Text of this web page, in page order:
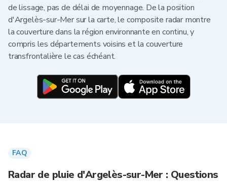
de lissage, pas de délai de moyennage. De la position
d'Argelès-sur-Mer sur la carte, le composite radar montre
la couverture dans la région environnante en continu, y
compris les départements voisins et la couverture
transfrontalière le cas échéant.
FAQ
Radar de pluie d'Argelès-sur-Mer : Questions